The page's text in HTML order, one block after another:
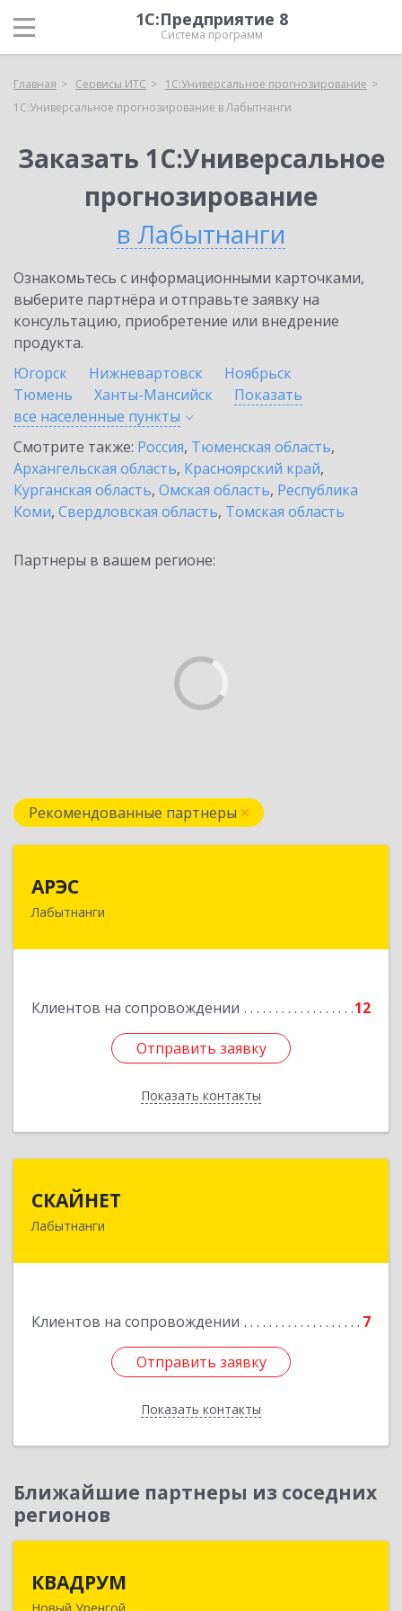
1С:Предприятие 8
Система программ
Главная Сервисы ИТС
1С:Универсальное прогнозирование
1С:Универсальное прогнозирование в Лабытнанги
Заказать 1С:Универсальное
прогнозирование
в Лабытнанги
Ознакомьтесь с информационными карточками,
выберите партнёра и отправьте заявку на
консультацию, приобретение или внедрение
продукта.
Югорск
Нижневартовск
Ноябрьск
Тюмень
Ханты-Мансийск
Показать
все населенные пункты
Смотрите также: Россия, Тюменская область,
Архангельская область, Красноярский край,
Курганская область, Омская область, Республика
Коми, Свердловская область, Томская область
Партнеры в вашем регионе:
Рекомендованные партнеры
АРЭС
Лабытнанги
Клиентов на сопровождении 12
Отправить заявку
Показать контакты
629400, Ямало-Ненецкий АО, Лабытнанги г,
Отправить заявку
Назад
СКАЙНЕТ
Лабытнанги
Клиентов на сопровождении 7
Отправить заявку
Показать контакты
629400, Ямало-Ненецкий АО, Лабытнанги г,
Отправить заявку
Назад
Ближайшие партнеры из соседних
регионов
КВАДРУМ
Новый Уренгой